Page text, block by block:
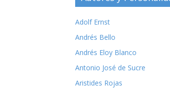
Adolf Ernst
Andrés Bello
Andrés Eloy Blanco
Antonio José de Sucre
Aristides Rojas